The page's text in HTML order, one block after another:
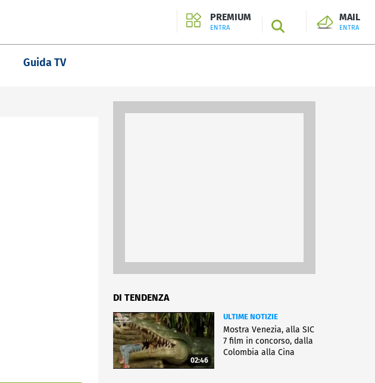
PREMIUM
ENTRA SEARCH
MAIL
ENTRA
Guida TV
DI TENDENZA
02:46
ULTIME NOTIZIE
Mostra Venezia, alla SIC
7 film in concorso, dalla
Colombia alla Cina